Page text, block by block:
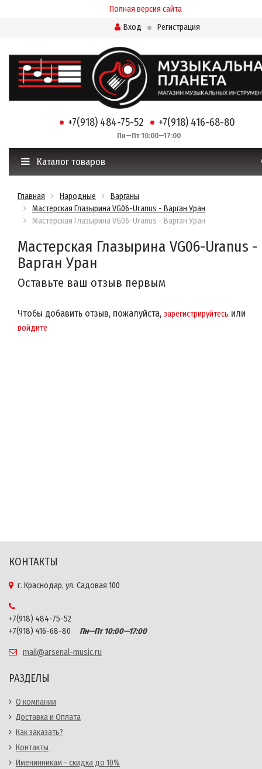
Полная версия сайта
Вход
Регистрация
+7(918) 484-75-52 +7(918) 416-68-80
Пн—Пт 10:00—17:00
Каталог товаров
Главная Народные
Варганы
Мастерская Глазырина VG06-Uranus - Варган Уран
Мастерская Глазырина VG06-Uranus - Варган Уран
Мастерская Глазырина VG06-Uranus -
Варган Уран
Оставьте ваш отзыв первым
Чтобы добавить отзыв, пожалуйста, зарегистрируйтесь или
войдите
КОНТАКТЫ
г. Краснодар, ул. Садовая 100
+7(918) 484-75-52
+7(918) 416-68-80
Пн—Пт 10:00—17:00
mail@arsenal-music.ru
РАЗДЕЛЫ
О компании
Доставка и Оплата
Как заказать?
Контакты
Именинникам - скидка до 10%